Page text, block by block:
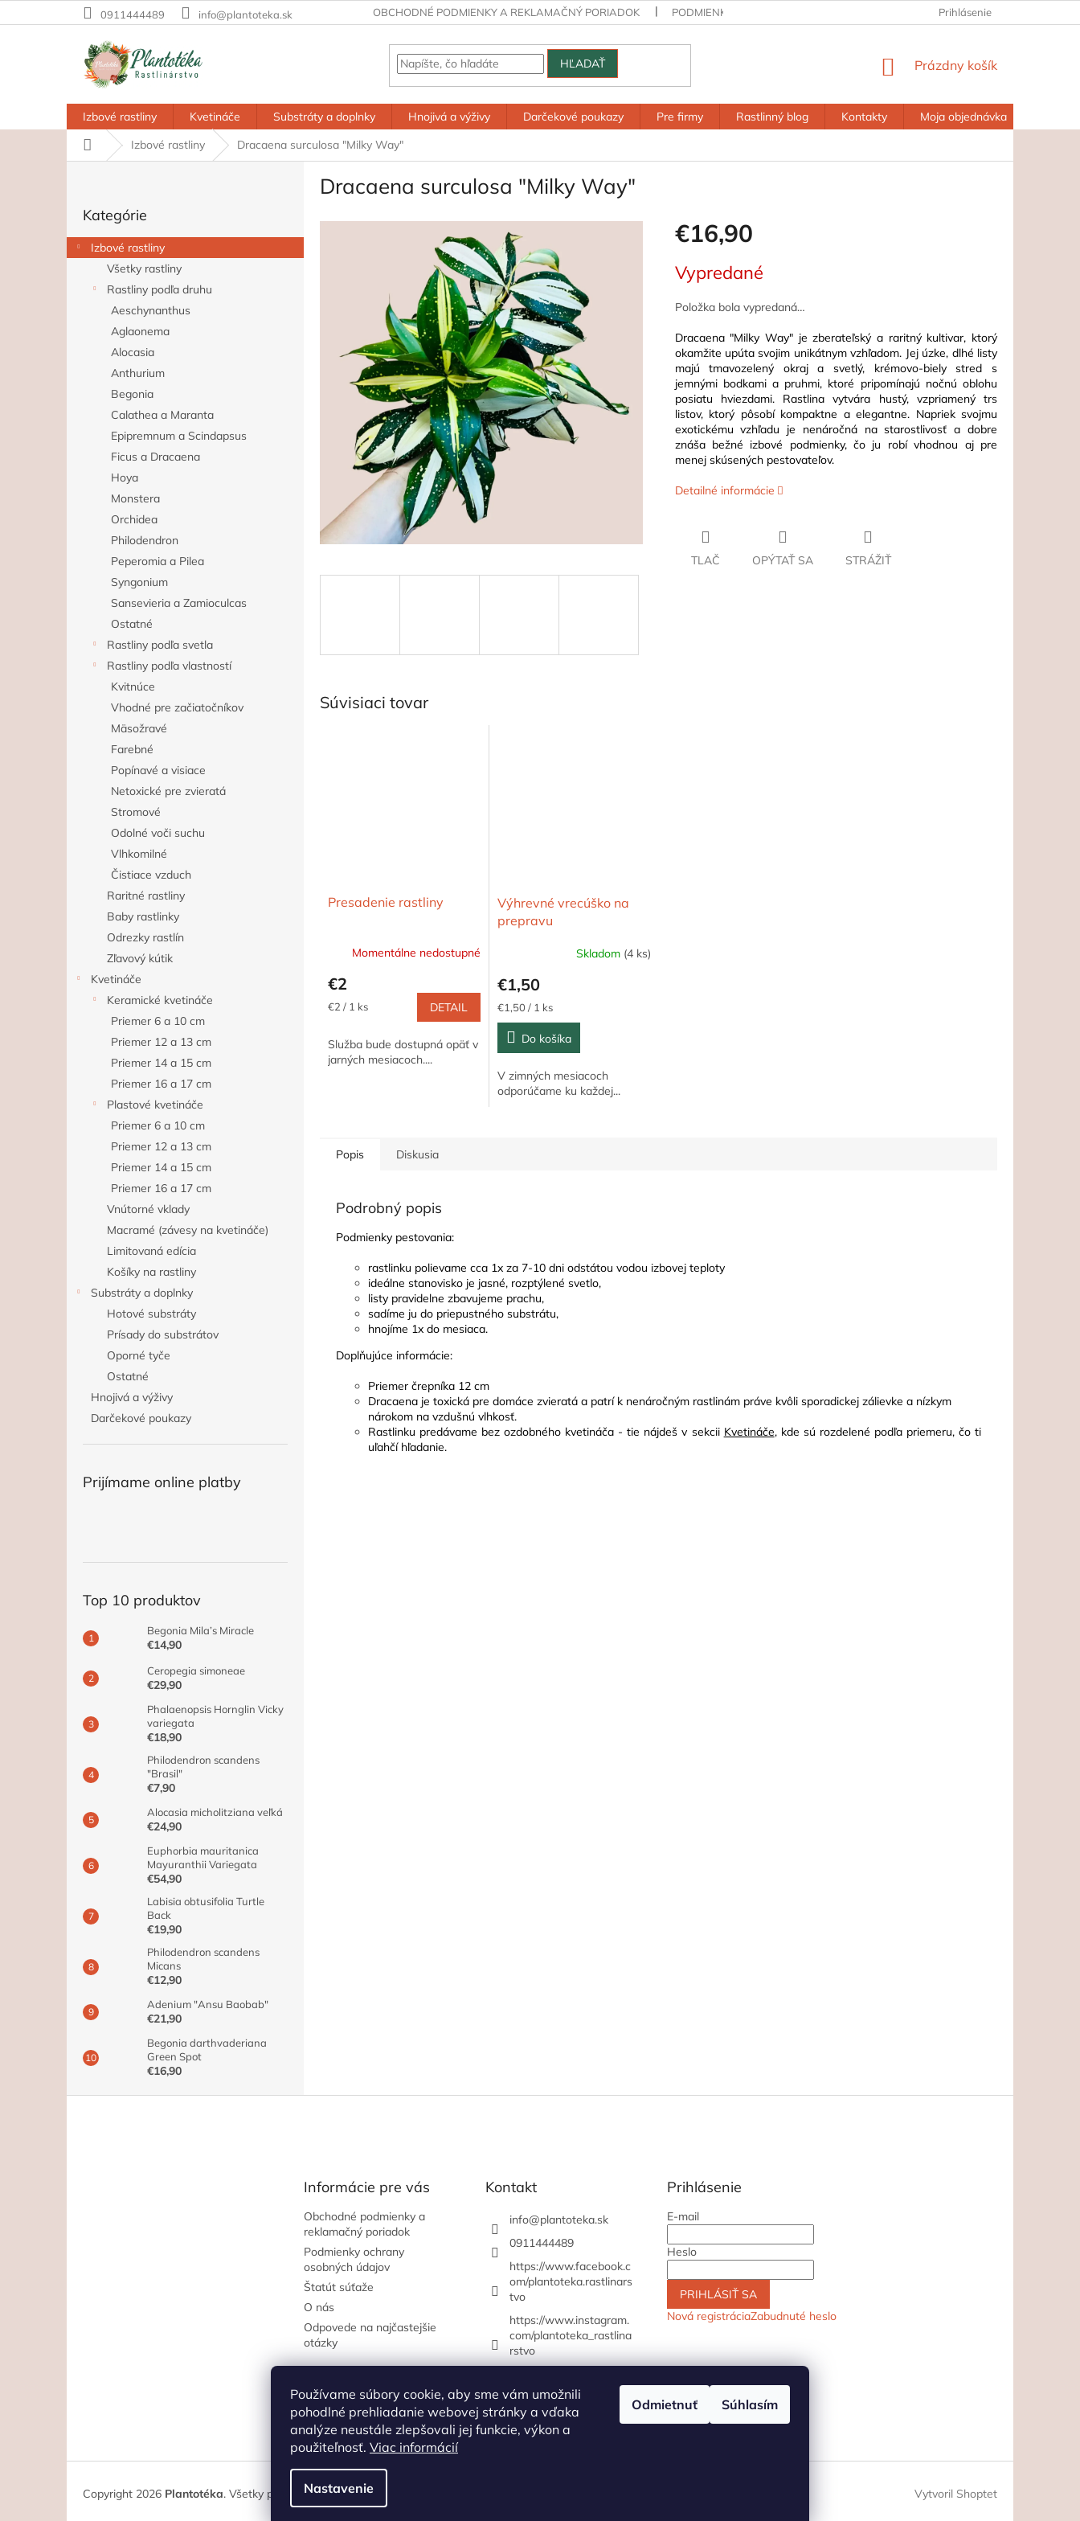
Používame súbory cookie, aby sme vám umožnili
pohodlné prehliadanie webovej stránky a vďaka
analýze neustále zlepšovali jej funkcie, výkon a
použiteľnosť. Viac informácií
Nastavenie
Odmietnuť Súhlasím
na
0911444489 info@plantoteka.sk OBCHODNÉ PODMIENKY A REKLAMAČNÝ PORIADOK PODMIENKY OCHRANY OSOBNÝCH ÚDAJOV ŠTATÚT SÚŤAŽE
Prihlásenie
HĽADAŤ
NÁKUPNÝ
Prázdny košík
Izbové rastliny Kvetináče Substráty a doplnky Hnojivá a výživy Darčekové poukazy Pre firmy Rastlinný blog Kontakty
Moja objednávka
DomovIzbové rastliny Dracaena surculosa "Milky Way"
ý
p
kategórie
Kategórie
Izbové rastliny
Všetky rastliny
Rastliny podľa druhu
Aeschynanthus
Aglaonema
Alocasia
Anthurium
Begonia
Calathea a Maranta
Epipremnum a Scindapsus
Ficus a Dracaena
Hoya
Monstera
Orchidea
Philodendron
Peperomia a Pilea
Syngonium
Sansevieria a Zamioculcas
Ostatné
Rastliny podľa svetla
Rastliny podľa vlastností
Kvitnúce
Vhodné pre začiatočníkov
Mäsožravé
Farebné
Popínavé a visiace
Netoxické pre zvieratá
Stromové
Odolné voči suchu
Vlhkomilné
Čistiace vzduch
Raritné rastliny
Baby rastlinky
Odrezky rastlín
Zľavový kútik
Kvetináče
Keramické kvetináče
Priemer 6 a 10 cm
Priemer 12 a 13 cm
Priemer 14 a 15 cm
Priemer 16 a 17 cm
Plastové kvetináče
Priemer 6 a 10 cm
Priemer 12 a 13 cm
Priemer 14 a 15 cm
Priemer 16 a 17 cm
Vnútorné vklady
Macramé (závesy na kvetináče)
Limitovaná edícia
Košíky na rastliny
Substráty a doplnky
Hotové substráty
Prísady do substrátov
Oporné tyče
Ostatné
Hnojivá a výživy
Darčekové poukazy
Prijímame online platby
Top 10 produktov
Begonia Mila’s Miracle
€14,90
Ceropegia simoneae
€29,90
Phalaenopsis Hornglin Vicky
variegata
€18,90
Philodendron scandens
"Brasil"
€7,90
Alocasia micholitziana veľká
€24,90
Euphorbia mauritanica
Mayuranthii Variegata
€54,90
Labisia obtusifolia Turtle
Back
€19,90
Philodendron scandens
Micans
€12,90
Adenium "Ansu Baobab"
€21,90
Begonia darthvaderiana
Green Spot
€16,90
Dracaena surculosa "Milky Way"
€16,90
cena:
Vypredané
Položka bola vypredaná…
Dracaena "Milky Way" je zberateľský a raritný kultivar, ktorý
okamžite upúta svojim unikátnym vzhľadom. Jej úzke, dlhé listy
majú tmavozelený okraj a svetlý, krémovo-biely stred s
jemnými bodkami a pruhmi, ktoré pripomínajú nočnú oblohu
posiatu hviezdami. Rastlina vytvára hustý, vzpriamený trs
listov, ktorý pôsobí kompaktne a elegantne. Napriek svojmu
exotickému vzhľadu je nenáročná na starostlivosť a dobre
znáša bežné izbové podmienky, čo ju robí vhodnou aj pre
menej skúsených pestovateľov.
Detailné informácie
TLAČ OPÝTAŤ SA STRÁŽIŤ
Súvisiaci tovar
Presadenie rastliny
Momentálne nedostupné
€2
Jednotková
€2 / 1 ks DETAIL
Služba bude dostupná opäť v
jarných mesiacoch....
Výhrevné vrecúško na
prepravu
Skladom (4 ks)
€1,50
Jednotková
cena:
€1,50 / 1 ks
Do košíka
V zimných mesiacoch
odporúčame ku každej...
Popis Diskusia
Podrobný popis
Podmienky pestovania:
rastlinku polievame cca 1x za 7-10 dni odstátou vodou izbovej teploty
ideálne stanovisko je jasné, rozptýlené svetlo,
listy pravidelne zbavujeme prachu,
sadíme ju do priepustného substrátu,
hnojíme 1x do mesiaca.
Doplňujúce informácie:
Priemer črepníka 12 cm
Dracaena je toxická pre domáce zvieratá a patrí k nenáročným rastlinám práve kvôli sporadickej zálievke a nízkym
nárokom na vzdušnú vlhkosť.
Rastlinku predávame bez ozdobného kvetináča - tie nájdeš v sekcii Kvetináče, kde sú rozdelené podľa priemeru, čo ti
uľahčí hľadanie.
Informácie pre vás
Obchodné podmienky a
reklamačný poriadok
Podmienky ochrany
osobných údajov
Štatút súťaže
O nás
Odpovede na najčastejšie
otázky
Kontakt
info@plantoteka.sk
0911444489
https://www.facebook.c
om/plantoteka.rastlinars
tvo
https://www.instagram.
com/plantoteka_rastlina
rstvo
Prihlásenie
E-mail
Heslo
PRIHLÁSIŤ SA
Nová registráciaZabudnuté heslo
Vytvoril Shoptet
Copyright 2026 Plantotéka. Všetky práva vyhradené.Upraviť nastavenie cookies